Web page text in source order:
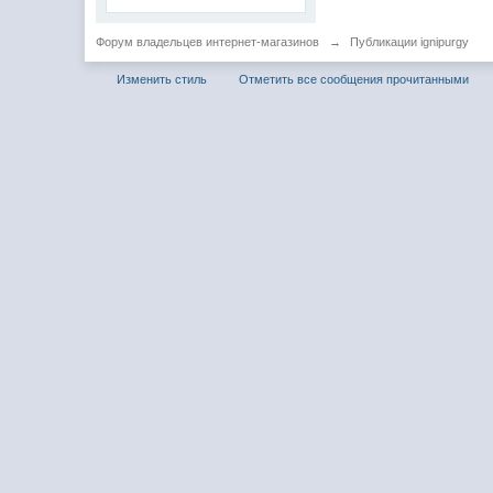
Форум владельцев интернет-магазинов → Публикации ignipurgy
Изменить стиль Отметить все сообщения прочитанными